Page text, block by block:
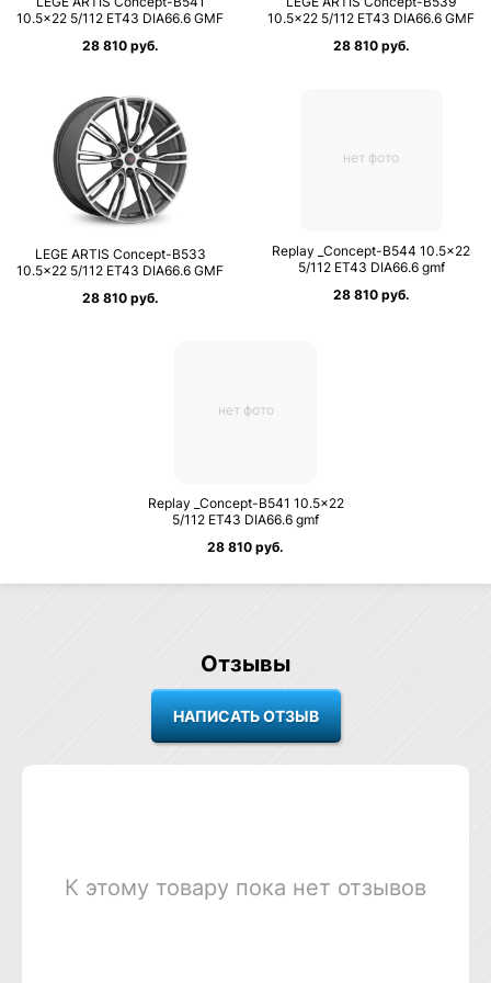
10.5×22 5/112 ET43 DIA66.6 GMF
28 810 руб.
10.5×22 5/112 ET43 DIA66.6 GMF
28 810 руб.
LEGE ARTIS Concept-B533
10.5×22 5/112 ET43 DIA66.6 GMF
28 810 руб.
нет фото
Replay _Concept-B544 10.5×22
5/112 ET43 DIA66.6 gmf
28 810 руб.
нет фото
Replay _Concept-B541 10.5×22
5/112 ET43 DIA66.6 gmf
28 810 руб.
Отзывы
К этому товару пока нет отзывов